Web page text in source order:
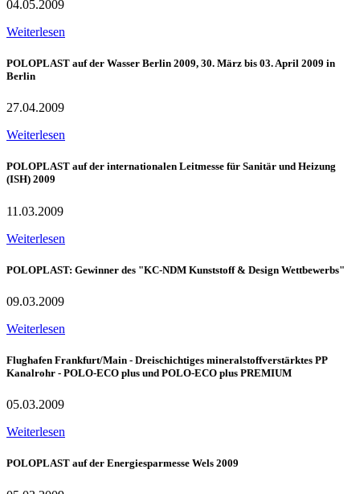
04.05.2009
Weiterlesen
POLOPLAST auf der Wasser Berlin 2009, 30. März bis 03. April 2009 in
Berlin
27.04.2009
Weiterlesen
POLOPLAST auf der internationalen Leitmesse für Sanitär und Heizung
(ISH) 2009
11.03.2009
Weiterlesen
POLOPLAST: Gewinner des "KC-NDM Kunststoff & Design Wettbewerbs"
09.03.2009
Weiterlesen
Flughafen Frankfurt/Main - Dreischichtiges mineralstoffverstärktes PP
Kanalrohr - POLO-ECO plus und POLO-ECO plus PREMIUM
05.03.2009
Weiterlesen
POLOPLAST auf der Energiesparmesse Wels 2009